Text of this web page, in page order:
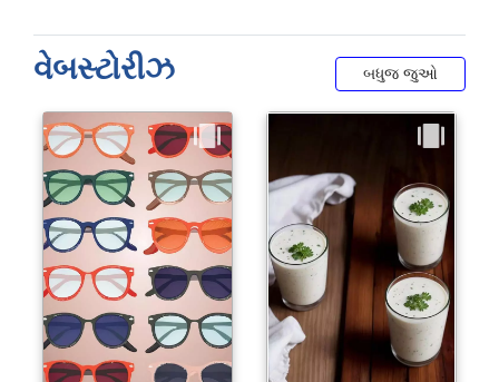
વેબસ્ટોરીઝ બધુજ જુઓ